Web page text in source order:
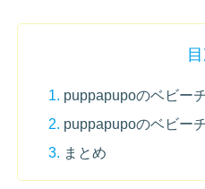
puppapupoのベビー
puppapupoのベビー
まとめ